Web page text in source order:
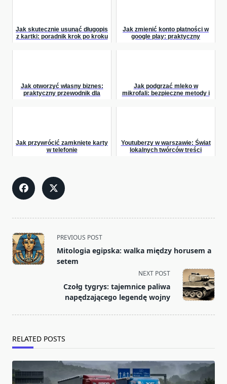
Jak skutecznie usunąć długopis
z kartki: poradnik krok po kroku
Jak zmienić konto płatności w
google play: praktyczny
Jak otworzyć własny biznes:
praktyczny przewodnik dla
Jak podgrzać mleko w
mikrofali: bezpieczne metody i
Jak przywrócić zamknięte karty
w telefonie
Youtuberzy w warszawie: Świat
lokalnych twórców treści
<span
class="nav-
subtitle
text">Page</span>
PREVIOUS POST
Mitologia egipska: walka między horusem a
setem
NEXT POST
Czołg tygrys: tajemnice paliwa
napędzającego legendę wojny
RELATED POSTS